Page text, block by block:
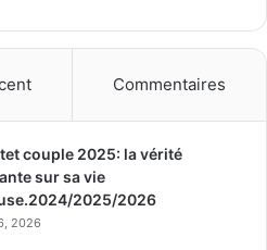
Commentaires
couple 2025: la vérité
sur sa vie
2025/2026
2026